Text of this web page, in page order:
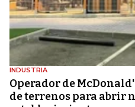
INDUSTRIA
Operador de
de terrenos para abrir